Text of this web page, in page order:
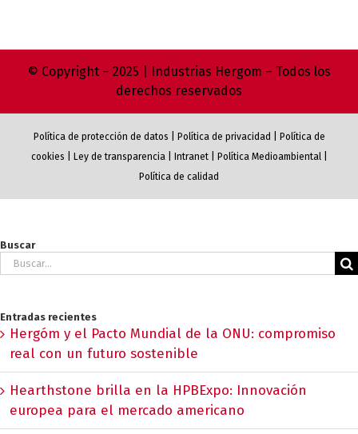
© Copyright – 2025 | Industrias Hergom – Todos los
derechos reservados
Política de protección de datos Política de privacidad
Política de
cookies
Ley de transparencia| Intranet| Política Medioambiental|
Política de calidad
Buscar
Buscar:
Entradas recientes
Hergóm y el Pacto Mundial de la ONU: compromiso
real con un futuro sostenible
Hearthstone brilla en la HPBExpo: Innovación
europea para el mercado americano